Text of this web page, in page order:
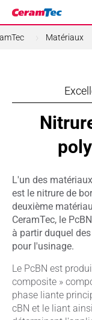
Matériaux
L'un des
est le nitrure de
deuxième
CeramTec, le
à partir duquel
pour l'usinage.
Le PcBN est
composite »
phase liante
cBN et le liant